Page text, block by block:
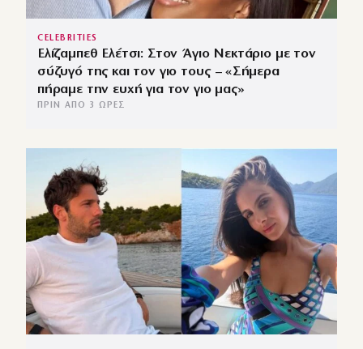
CELEBRITIES
Ελίζαμπεθ Ελέτσι: Στον Άγιο Νεκτάριο με τον
σύζυγό της και τον γιο τους – «Σήμερα
πήραμε την ευχή για τον γιο μας»
ΠΡΙΝ ΑΠΌ 3 ΏΡΕΣ